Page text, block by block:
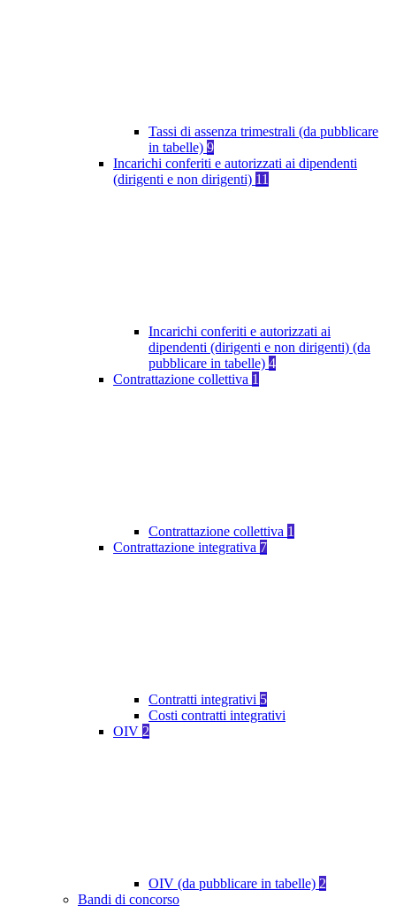
Tassi di assenza trimestrali (da pubblicare
in tabelle) 9
Incarichi conferiti e autorizzati ai dipendenti
(dirigenti e non dirigenti) 11
Incarichi conferiti e autorizzati ai
dipendenti (dirigenti e non dirigenti) (da
pubblicare in tabelle) 4
Contrattazione collettiva 1
Contrattazione collettiva 1
Contrattazione integrativa 7
Contratti integrativi 5
Costi contratti integrativi
OIV 2
OIV (da pubblicare in tabelle) 2
Bandi di concorso